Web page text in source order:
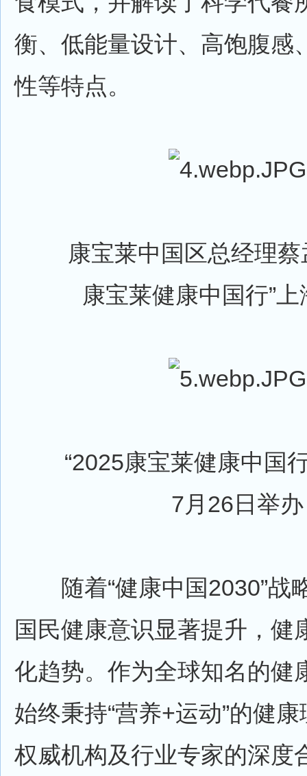
衡、低能量设计、高饱腹感
性等特点。
康宝莱中国区总经理蔡
康宝莱健康中国行”
“2025康宝莱健康中国行
7月26日举办
随着“健康中国2030”战
国民健康意识显著提升，健
化趋势。作为全球知名的健
始终秉持“营养+运动”的健
权威机构及行业专家的深度